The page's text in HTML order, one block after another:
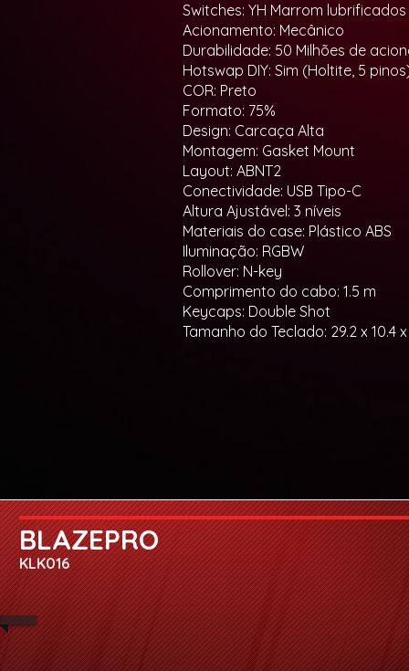
Switches: YH Marrom lubrificados
Acionamento: Mecânico
Durabilidade: 50 Milhões de
Hotswap DIY: Sim (Holtite, 5
COR: Preto
Formato: 75%
Design: Carcaça Alta
Montagem: Gasket Mount
Layout: ABNT2
Conectividade: USB Tipo-C
Altura Ajustável: 3 níveis
Materiais do case: Plástico ABS
Iluminação: RGBW
Rollover: N-key
Comprimento do cabo: 1.5 m
Keycaps: Double Shot
Tamanho do Teclado: 29.2 x 10.4
BLAZEPRO
KLK016